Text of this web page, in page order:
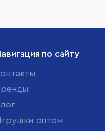
по сайту
оптом